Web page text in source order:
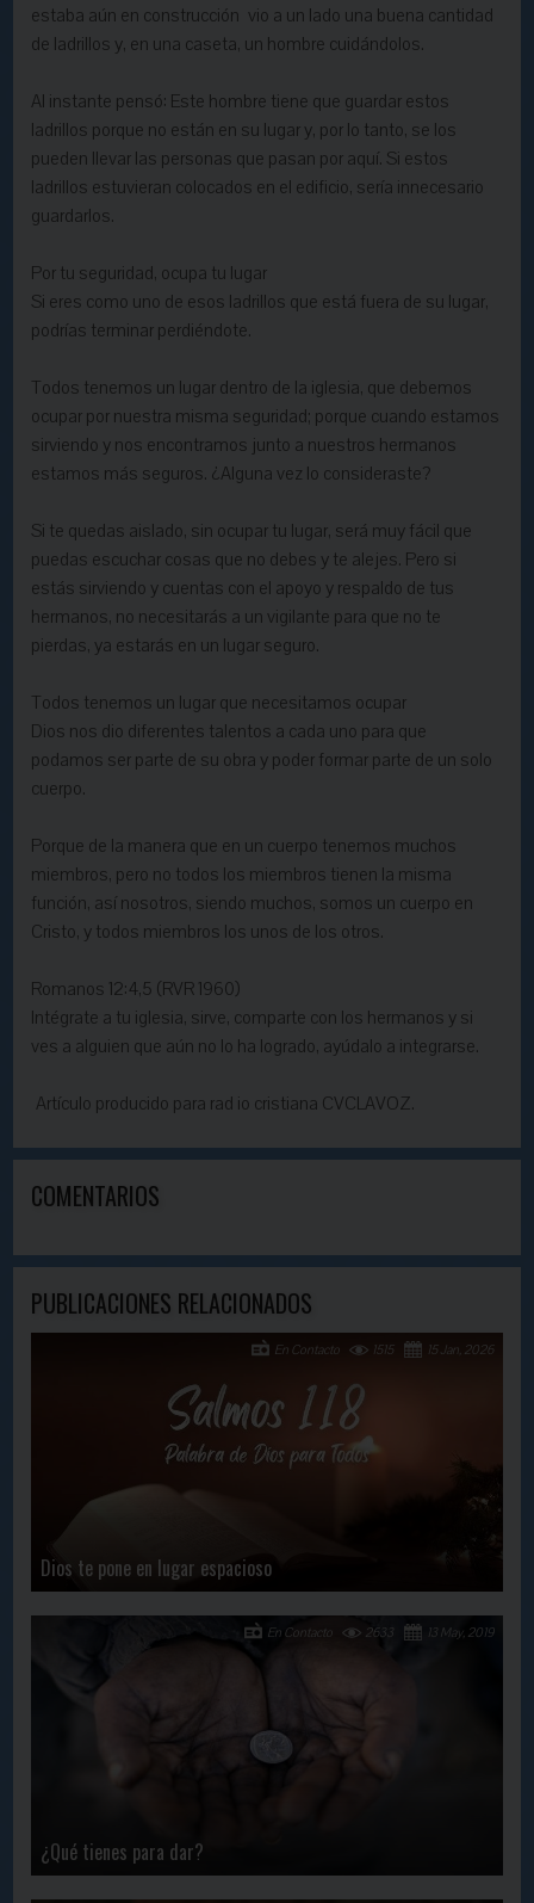
estaba aún en construcción vio a un lado una buena cantidad
de ladrillos y, en una caseta, un hombre cuidándolos.
Al instante pensó: Este hombre tiene que guardar estos
ladrillos porque no están en su lugar y, por lo tanto, se los
pueden llevar las personas que pasan por aquí. Si estos
ladrillos estuvieran colocados en el edificio, sería innecesario
guardarlos.
Por tu seguridad, ocupa tu lugar
Si eres como uno de esos ladrillos que está fuera de su lugar,
podrías terminar perdiéndote.
Todos tenemos un lugar dentro de la iglesia, que debemos
ocupar por nuestra misma seguridad; porque cuando estamos
sirviendo y nos encontramos junto a nuestros hermanos
estamos más seguros. ¿Alguna vez lo consideraste?
Si te quedas aislado, sin ocupar tu lugar, será muy fácil que
puedas escuchar cosas que no debes y te alejes. Pero si
estás sirviendo y cuentas con el apoyo y respaldo de tus
hermanos, no necesitarás a un vigilante para que no te
pierdas, ya estarás en un lugar seguro.
Todos tenemos un lugar que necesitamos ocupar
Dios nos dio diferentes talentos a cada uno para que
podamos ser parte de su obra y poder formar parte de un solo
cuerpo.
Porque de la manera que en un cuerpo tenemos muchos
miembros, pero no todos los miembros tienen la misma
función, así nosotros, siendo muchos, somos un cuerpo en
Cristo, y todos miembros los unos de los otros.
Romanos 12:4,5 (RVR 1960)
Intégrate a tu iglesia, sirve, comparte con los hermanos y si
ves a alguien que aún no lo ha logrado, ayúdalo a integrarse.
Artículo producido para rad io cristiana CVCLAVOZ.
COMENTARIOS
PUBLICACIONES RELACIONADOS
Dios te pone en lugar espacioso
15 Jan, 2026
1515
En Contacto
¿Qué tienes para dar?
13 May, 2019
2633
En Contacto